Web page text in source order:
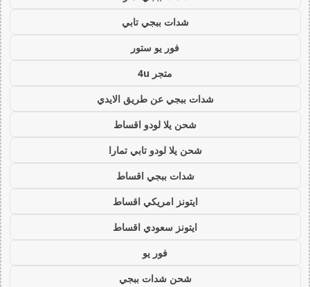
شدات ببجي تابي
فور يو ستور
متجر 4u
شدات ببجي عن طريق الايدي
شحن يلا لودو اقساط
شحن يلا لودو تابي تمارا
شدات ببجي اقساط
ايتونز امريكي اقساط
ايتونز سعودي اقساط
فور يو
شحن شدات ببجي